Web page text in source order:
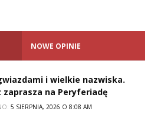
NOWE OPINIE
i wielkie nazwiska.
zaprasza na Peryferiadę
5 SIERPNIA, 2026 O 8:08 AM